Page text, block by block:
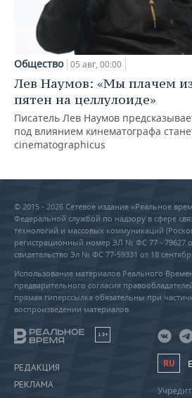
Общество 05 авг, 00:00
Лев Наумов: «Мы плачем
пятен на целлулоиде»
Писатель Лев Наумов
под влиянием кинематографа
cinematographicus
© 2015 - 2026 Сетевое издание «Реальное
Федеральной службой по надзору в сфере
технологий и массовых коммуникаций
регистрационный номер ЭЛ № ФС 77 - 79627
свидетельство Эл № ФС 77-59331 от 18
Использование материалов Реального
предварительного согласия
прямая гиперссылка обязательны при
воспроизведении материалов.
18+
РЕДАКЦИЯ
РЕКЛАМА
RU